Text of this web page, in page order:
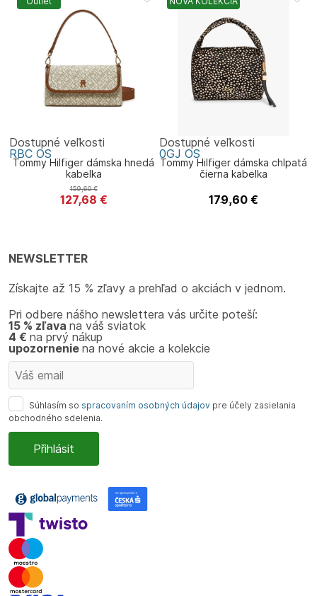
Tommy Hilfiger dámska hnedá
kabelka
Tommy Hilfiger
127,68 €
159,60€
Dostupné veľkosti
RBC OS
Tommy Hilfiger dámska chlpatá
čierna kabelka
Tommy Hilfiger
179,60 €
Dostupné veľkosti
0GJ OS
NEWSLETTER
Získajte až 15 % zľavy a prehľad o akciách v jednom.
Pri odbere nášho newslettera vás určite poteší:
15 % zľava na váš sviatok
4 € na prvý nákup
upozornenie na nové akcie a kolekcie
Súhlasím so spracovaním osobných údajov pre účely zasielania
obchodného sdelenia.